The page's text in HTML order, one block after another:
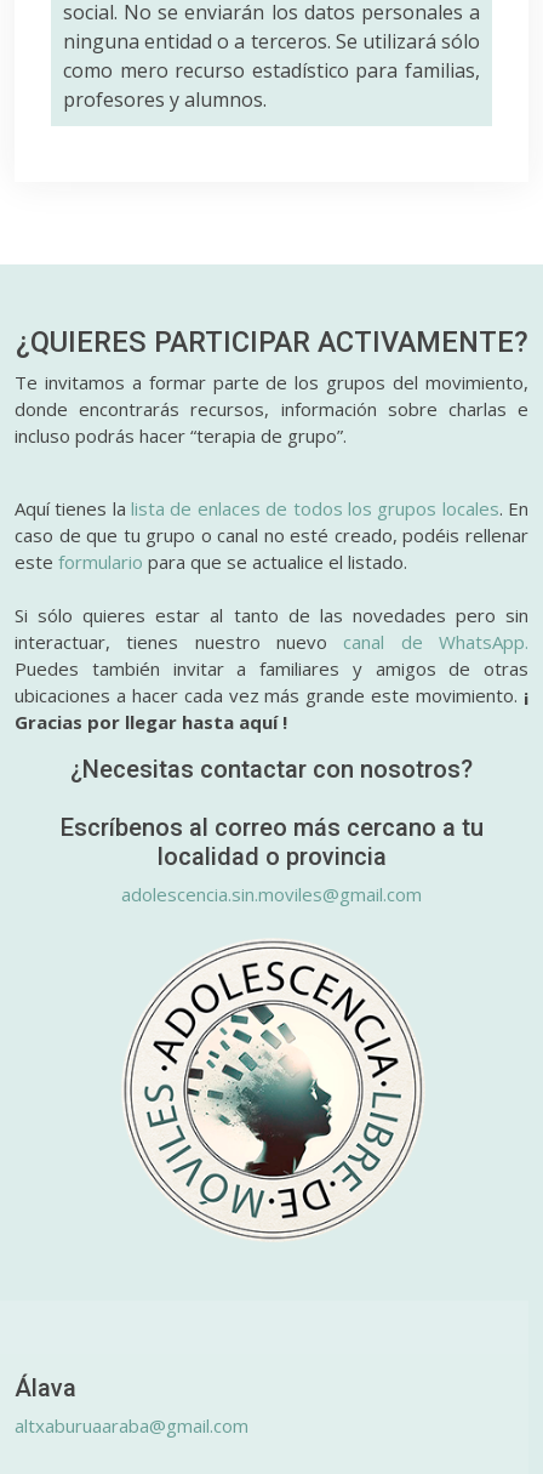
social. No se enviarán los datos personales a
ninguna entidad o a terceros. Se utilizará sólo
como mero recurso estadístico para familias,
profesores y alumnos.
¿QUIERES PARTICIPAR ACTIVAMENTE?
Te invitamos a formar parte de los grupos del movimiento,
donde encontrarás recursos, información sobre charlas e
incluso podrás hacer “terapia de grupo”.
Aquí tienes lalista de enlaces de todos los grupos locales. En
caso de que tu grupo o canal no esté creado, podéis rellenar
este formulario para que se actualice el listado.
Si sólo quieres estar al tanto de las novedades pero sin
interactuar, tienes nuestro nuevo canal de WhatsApp.
Puedes también invitar a familiares y amigos de otras
ubicaciones a hacer cada vez más grande este movimiento. ¡
Gracias por llegar hasta aquí !
¿Necesitas contactar con nosotros?
Escríbenos al correo más cercano a tu
localidad o provincia
adolescencia.sin.moviles@gmail.com
Álava
altxaburuaaraba@gmail.com